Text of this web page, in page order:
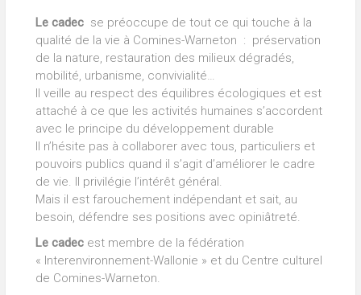
Le cadecse préoccupe de tout ce qui touche à la
qualité de la vie à Comines-Warneton : préservation
de la nature, restauration des milieux dégradés,
mobilité, urbanisme, convivialité…
Il veille au respect des équilibres écologiques et est
attaché à ce que les activités humaines s’accordent
avec le principe du développement durable
Il n’hésite pas à collaborer avec tous, particuliers et
pouvoirs publics quand il s’agit d’améliorer le cadre
de vie. Il privilégie l’intérêt général.
Mais il est farouchement indépendant et sait, au
besoin, défendre ses positions avec opiniâtreté.
Le cadecest membre de la fédération
« Interenvironnement-Wallonie » et du Centre culturel
de Comines-Warneton.